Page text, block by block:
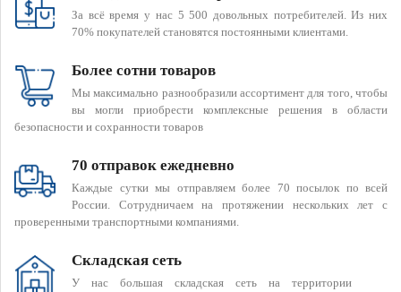
За всё время у нас 5 500 довольных потребителей. Из них
70% покупателей становятся постоянными клиентами.
Более сотни товаров
Мы максимально разнообразили ассортимент для того, чтобы
вы могли приобрести комплексные решения в области
безопасности и сохранности товаров
70 отправок ежедневно
Каждые сутки мы отправляем более 70 посылок по всей
России. Сотрудничаем на протяжении нескольких лет с
проверенными транспортными компаниями.
Складская сеть
У нас большая складская сеть на территории